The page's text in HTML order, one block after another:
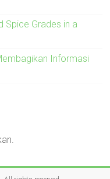
Spice Grades in a
Informasi